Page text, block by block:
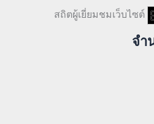
สถิตผู้เยี่ยมชมเว็บไซต์
จำ